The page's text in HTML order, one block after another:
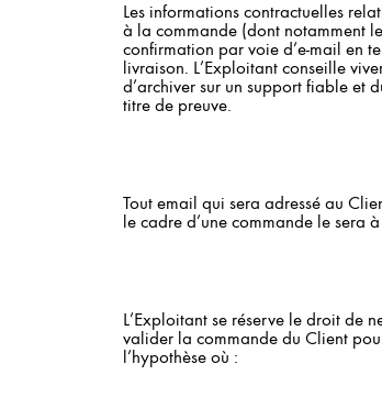
Les informations contractuelles
à la commande (dont notamment
confirmation par voie d’e-mail en
livraison. L’Exploitant conseille
d’archiver sur un support fiable et
titre de preuve.
Tout email qui sera adressé au
le cadre d’une commande le sera
L’Exploitant se réserve le droit de
valider la commande du Client
l’hypothèse où :